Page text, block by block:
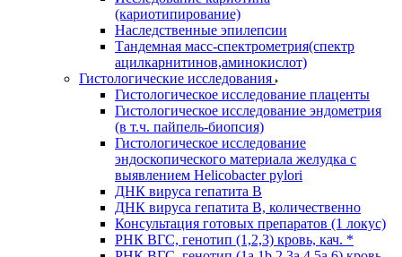
(кариотипирование)
Наследственные эпилепсии
Тандемная масс-спектрометрия(спектр
ацилкарнитинов,аминокислот)
Гистологические исследования
Гистологическое исследование плаценты
Гистологическое исследование эндометрия
(в т.ч. пайпель-биопсия)
Гистологическое исследование
эндоскопического материала желудка с
выявлением Helicobacter pylori
ДНК вируса гепатита B
ДНК вируса гепатита B, количественно
Консультация готовых препаратов (1 локус)
РНК ВГC, генотип (1,2,3) кровь, кач. *